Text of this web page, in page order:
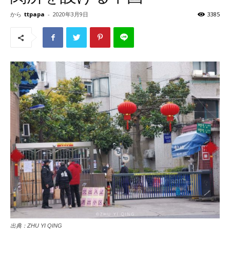
から ttpapa - 2020年3月9日 3385
出典：ZHU YI QING